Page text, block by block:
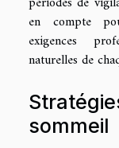
en compte
exigences
naturelles de
sommeil